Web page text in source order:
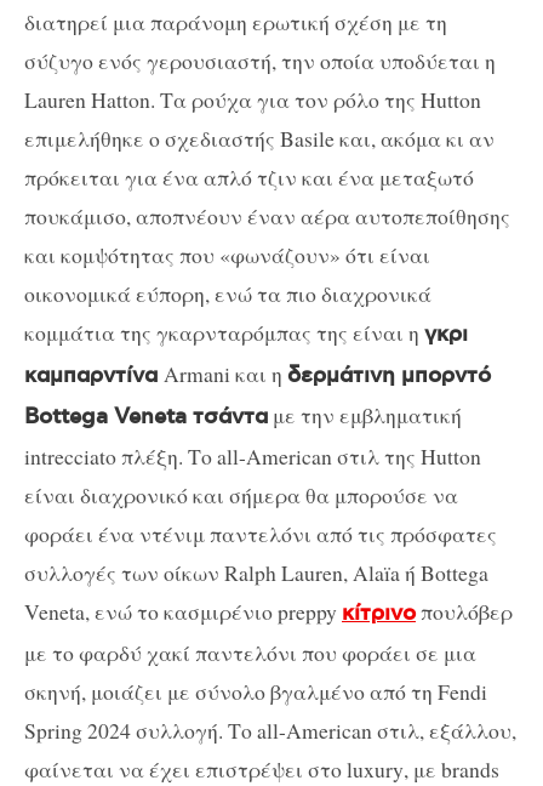
διατηρεί μια παράνομη ερωτική σχέση με τη
σύζυγο ενός γερουσιαστή, την οποία υποδύεται η
Lauren Hatton. Τα ρούχα για τον ρόλο της Hutton
επιμελήθηκε ο σχεδιαστής Basileκαι, ακόμα κι αν
πρόκειται για ένα απλό τζιν και ένα μεταξωτό
πουκάμισο, αποπνέουν έναν αέρα αυτοπεποίθησης
και κομψότητας που «φωνάζουν» ότι είναι
οικονομικά εύπορη, ενώ τα πιο διαχρονικά
κομμάτια της γκαρνταρόμπας της είναι η γκρι
καμπαρντίνα Armani και η δερμάτινη μπορντό
Bottega Veneta τσάντα με την εμβληματική
intrecciatoπλέξη. Τοall-Αmericanστιλ της Hutton
είναι διαχρονικό και σήμερα θα μπορούσε να
φοράει ένα ντένιμπαντελόνι από τις πρόσφατες
συλλογές των οίκων Ralph Lauren, Alaïa ή Bottega
Veneta, ενώ το κασμιρένιοpreppy κίτρινοπουλόβερ
με το φαρδύ χακί παντελόνι που φοράει σε μια
σκηνή, μοιάζει με σύνολο βγαλμένο από τη Fendi
Spring2024 συλλογή. Τοall-Αmericanστιλ, εξάλλου,
φαίνεται να έχει επιστρέψει στοluxury, με brands